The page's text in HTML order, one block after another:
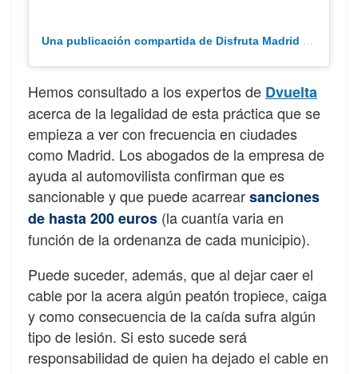
Una publicación compartida de Disfruta Madrid / Planes, eventos y restaurantes en Madrid (@disfruta.madrid)
Hemos consultado a los expertos de Dvuelta
acerca de la legalidad de esta práctica que se
empieza a ver con frecuencia en ciudades
como Madrid. Los abogados de la empresa de
ayuda al automovilista confirman que es
sancionable y que puede acarrearsanciones
de hasta 200 euros (la cuantía varia en
función de la ordenanza de cada municipio).
Puede suceder, además, que al dejar caer el
cable por la acera algún peatón tropiece, caiga
y como consecuencia de la caída sufra algún
tipo de lesión. Si esto sucede será
responsabilidad de quien ha dejado el cable en